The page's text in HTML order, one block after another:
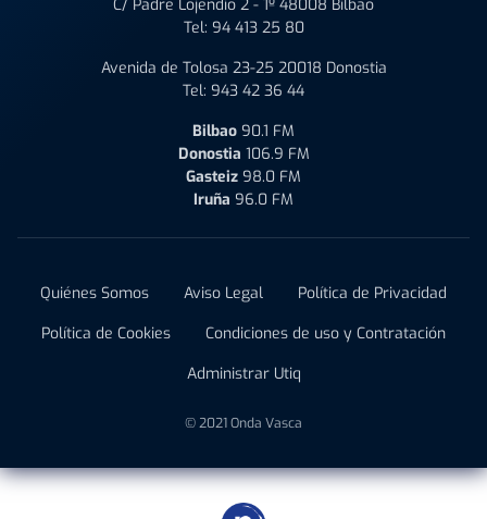
C/ Padre Lojendio 2 - 1º 48008 Bilbao
Tel: 94 413 25 80
Avenida de Tolosa 23-25 20018 Donostia
Tel: 943 42 36 44
Bilbao 90.1 FM
Donostia 106.9 FM
Gasteiz 98.0 FM
Iruña 96.0 FM
Quiénes Somos Aviso Legal
Política de Privacidad
Política de Cookies
Condiciones de uso y Contratación
Administrar Utiq
© 2021 Onda Vasca